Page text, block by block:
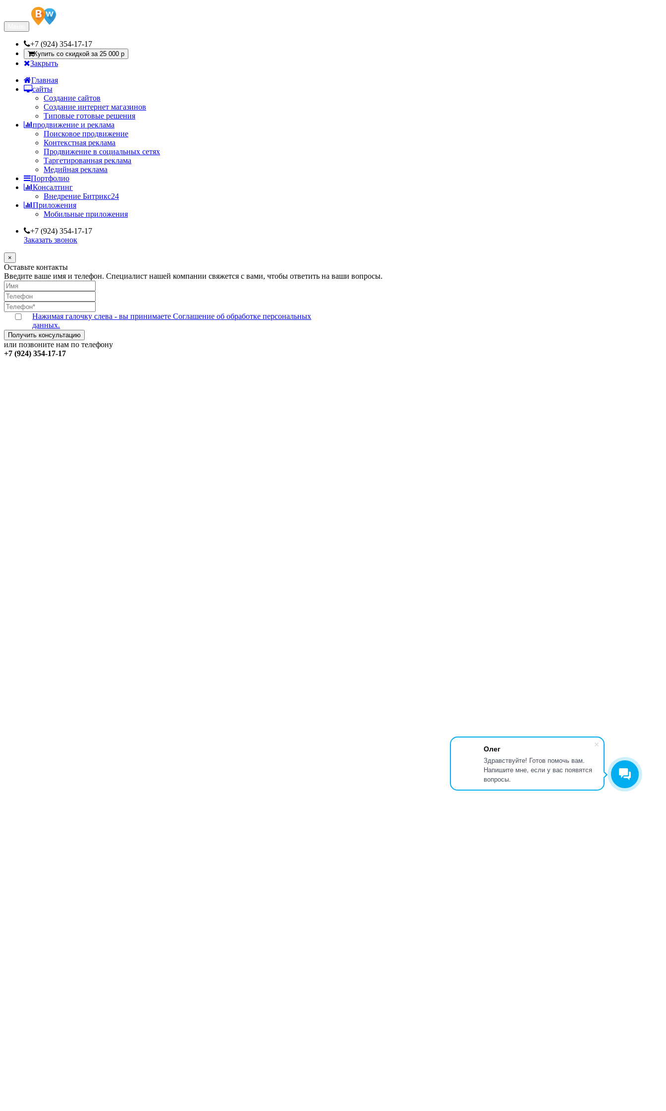
Олег
Здравствуйте! Готов помочь вам.
Напишите мне, если у вас появятся
вопросы.
+7 (924) 354-17-17
Купить со скидкой за 25 000 р
Закрыть
Главная
сайты
Создание сайтов
Создание интернет магазинов
Типовые готовые решения
продвижение и реклама
Поисковое продвижение
Контекстная реклама
Продвижение в социальных сетях
Таргетированная реклама
Медийная реклама
Портфолио
Консалтинг
Внедрение Битрикс24
Приложения
Мобильные приложения
+7 (924) 354-17-17
Заказать звонок
×
Оставьте контакты
Введите ваше имя и телефон. Специалист нашей компании свяжется с вами, чтобы ответить на ваши вопросы.
Нажимая галочку слева - вы принимаете Соглашение об обработке персональных
данных.
или позвоните нам по телефону
+7 (924) 354-17-17